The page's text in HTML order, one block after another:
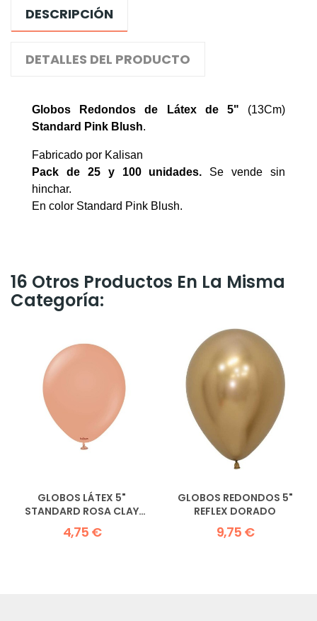
DESCRIPCIÓN
DETALLES DEL PRODUCTO
Globos Redondos de Látex de 5" (13Cm)
Standard Pink Blush.
Fabricado por Kalisan
Pack de 25 y 100 unidades. Se vende sin
hinchar.
En color Standard Pink Blush.
16 Otros Productos En La Misma
Categoría:
GLOBOS LÁTEX 5"
STANDARD ROSA CLAY
KALISAN
4,75 €
GLOBOS REDONDOS 5"
REFLEX DORADO
9,75 €